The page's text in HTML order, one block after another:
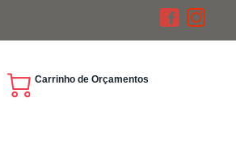
Carrinho de Orçamentos